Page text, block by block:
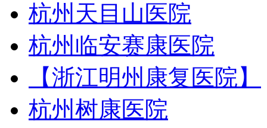
杭州天目山医院
杭州临安赛康医院
【浙江明州康复医院】
杭州树康医院